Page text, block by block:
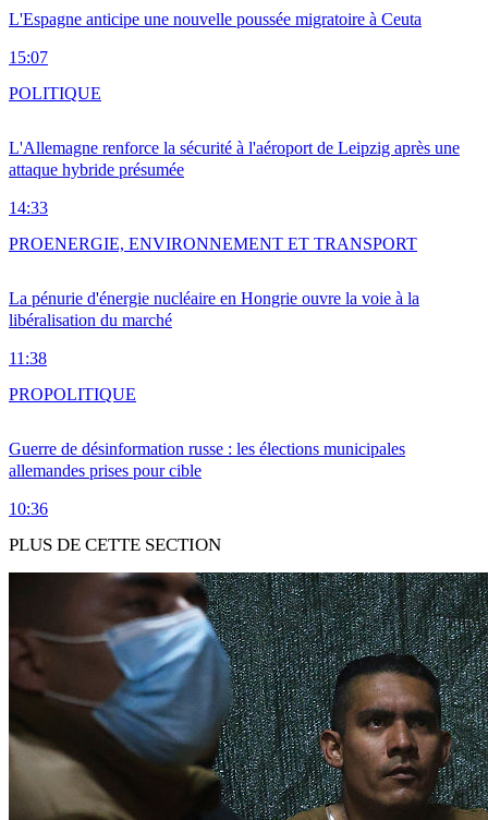
L'Espagne anticipe une nouvelle poussée migratoire à Ceuta
15:07
L'Allemagne renforce la sécurité à l'aéroport de Leipzig après une
attaque hybride présumée
14:33
POLITIQUE
La pénurie d'énergie nucléaire en Hongrie ouvre la voie à la
libéralisation du marché
11:38
PROENERGIE, ENVIRONNEMENT ET TRANSPORT
Guerre de désinformation russe : les élections municipales
allemandes prises pour cible
10:36
PROPOLITIQUE
PLUS DE CETTE SECTION